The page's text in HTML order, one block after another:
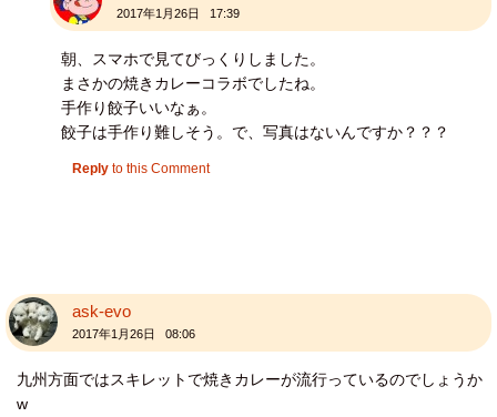
2017年1月26日 17:39
朝、スマホで見てびっくりしました。
まさかの焼きカレーコラボでしたね。
手作り餃子いいなぁ。
餃子は手作り難しそう。で、写真はないんですか？？？
Reply to this Comment
ask-evo
2017年1月26日 08:06
九州方面ではスキレットで焼きカレーが流行っているのでしょうか
w